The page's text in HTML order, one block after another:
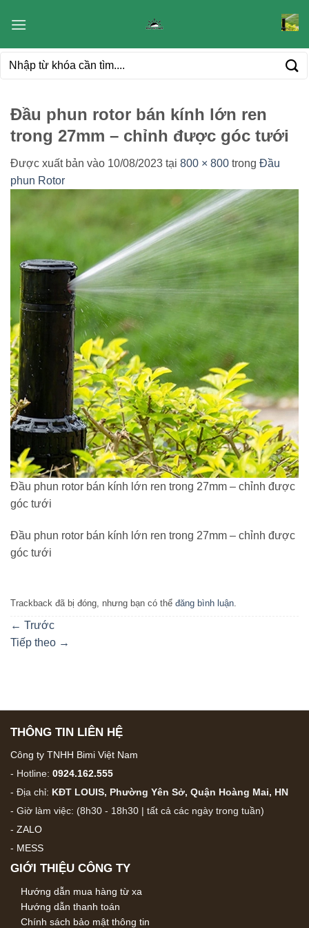
qua
dung
Tìm
Đầu phun rotor bán kính lớn ren
trong 27mm – chỉnh được góc tưới
Được xuất bản vào 10/08/2023 tại 800 × 800 trong Đầu
phun Rotor
Đầu phun rotor bán kính lớn ren trong 27mm – chỉnh được
góc tưới
Đầu phun rotor bán kính lớn ren trong 27mm – chỉnh được
góc tưới
Trackback đã bị đóng, nhưng bạn có thể đăng bình luận.
← Trước
Tiếp theo →
THÔNG TIN LIÊN HỆ
Công ty TNHH Bimi Việt Nam
- Hotline: 0924.162.555
- Địa chỉ: KĐT LOUIS, Phường Yên Sở, Quận Hoàng Mai, HN
- Giờ làm việc: (8h30 - 18h30 | tất cả các ngày trong tuần)
- ZALO
- MESS
GIỚI THIỆU CÔNG TY
Hướng dẫn mua hàng từ xa
Hướng dẫn thanh toán
Chính sách bảo mật thông tin